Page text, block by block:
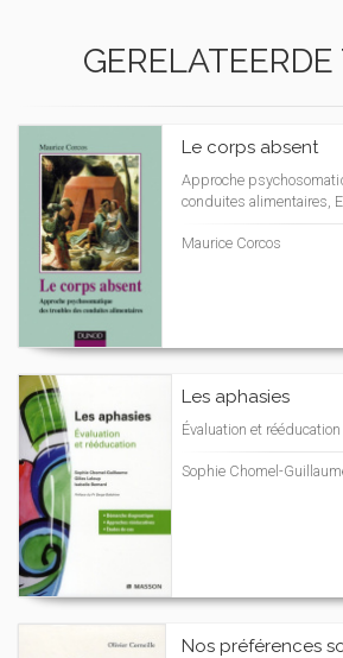
Le corps absent
Approche
conduites alimentaires,
Maurice Corcos
Les aphasies
Évaluation et rééducation
Sophie Chomel-
Nos préférences